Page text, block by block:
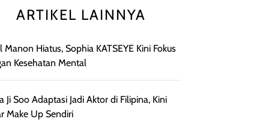
ARTIKEL LAINNYA
Manon Hiatus, Sophia KATSEYE Kini Fokus
Kesehatan Mental
Ji Soo Adaptasi Jadi Aktor di Filipina, Kini
Make Up Sendiri